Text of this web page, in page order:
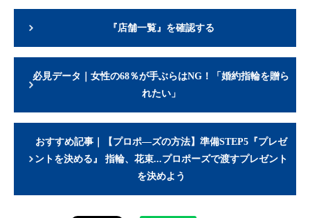
『店舗一覧』を確認する
必見データ｜女性の68％が手ぶらはNG！「婚約指輪を贈ら
れたい」
おすすめ記事｜【プロポ―ズの方法】準備STEP5『プレゼ
ントを決める』 指輪、花束...プロポーズで渡すプレゼント
を決めよう